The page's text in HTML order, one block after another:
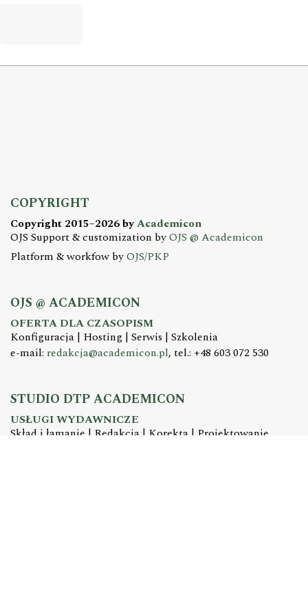
COPYRIGHT
Copyright 2015–2026 byAcademicon
OJS Support & customization byOJS @ Academicon
Platform & workfow byOJS/PKP
OJS @ ACADEMICON
OFERTA DLA CZASOPISM
Konfiguracja | Hosting | Serwis | Szkolenia
e-mail: redakcja@academicon.pl, tel.: +48 603 072 530
STUDIO DTP ACADEMICON
USŁUGI WYDAWNICZE
Skład i łamanie | Redakcja | Korekta | Projektowanie